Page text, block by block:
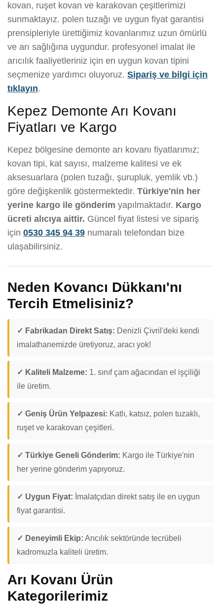
kovan, ruşet kovan ve karakovan çeşitlerimizi
sunmaktayız. polen tuzağı ve uygun fiyat garantisi
prensipleriyle ürettiğimiz kovanlarımız uzun ömürlü
ve arı sağlığına uygundur. profesyonel imalat ile
arıcılık faaliyetleriniz için en uygun kovan tipini
seçmenize yardımcı oluyoruz. Sipariş ve bilgi için
tıklayın.
Kepez Demonte Arı Kovanı
Fiyatları ve Kargo
Kepez bölgesine demonte arı kovanı fiyatlarımız;
kovan tipi, kat sayısı, malzeme kalitesi ve ek
aksesuarlara (polen tuzağı, şurupluk, yemlik vb.)
göre değişkenlik göstermektedir. Türkiye'nin her
yerine kargo ile gönderim yapılmaktadır. Kargo
ücreti alıcıya aittir. Güncel fiyat listesi ve sipariş
için 0530 345 94 39 numaralı telefondan bize
ulaşabilirsiniz.
Neden Kovancı Dükkanı'nı
Tercih Etmelisiniz?
✓ Fabrikadan Direkt Satış: Denizli Çivril'deki kendi
imalathanemizde üretiyoruz, aracı yok!
✓ Kaliteli Malzeme: 1. sınıf çam ağacından el işçiliği
ile üretim.
✓ Geniş Ürün Yelpazesi: Katlı, katsız, polen tuzaklı,
ruşet ve karakovan çeşitleri.
✓ Türkiye Geneli Gönderim: Kargo ile Türkiye'nin
her yerine gönderim yapıyoruz.
✓ Uygun Fiyat: İmalatçıdan direkt satış ile en uygun
fiyat garantisi.
✓ Deneyimli Ekip: Arıcılık sektöründe tecrübeli
kadromuzla kaliteli üretim.
Arı Kovanı Ürün
Kategorilerimiz